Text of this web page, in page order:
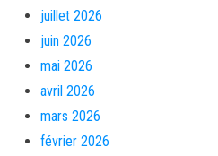
juillet 2026
juin 2026
mai 2026
avril 2026
mars 2026
février 2026